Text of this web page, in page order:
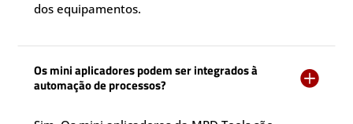
dos equipamentos.
Os mini aplicadores podem ser integrados à
automação de processos?
